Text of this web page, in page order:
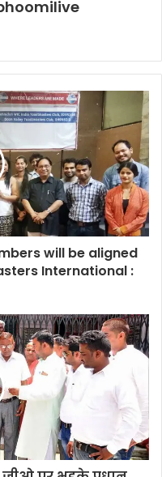
will be aligned
International :